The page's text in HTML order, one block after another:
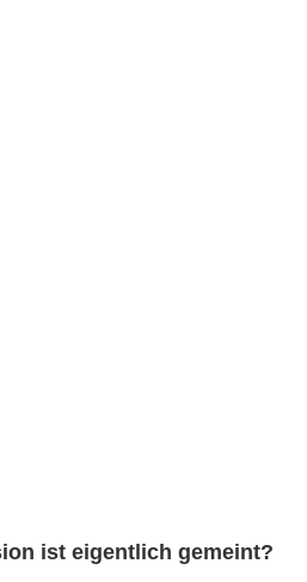
ist eigentlich gemeint?